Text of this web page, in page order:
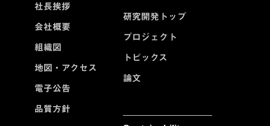
社長挨拶
会社概要
組織図
地図・アクセス
電子公告
品質方針
研究開発トップ
プロジェクト
トピックス
論文